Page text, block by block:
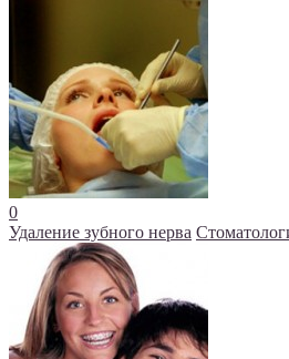
0
Удаление зубного нерва